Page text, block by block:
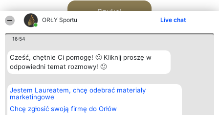
ORŁY Sportu Live chat
16:54
Cześć, chętnie Ci pomogę! 🙂 Kliknij proszę w
odpowiedni temat rozmowy! 🙂
Jestem Laureatem, chcę odebrać materiały
marketingowe
Chcę zgłosić swoją firmę do Orłów
Szukaj
Organizator plebiscytu
Bright Side Solutions sp. z o.
o. sp. k.
ul. Ruska 22
Wrocław 50-079
Plebiscyt
Laureaci
wszystkich
Laureatów
Kontakt
Kontakt